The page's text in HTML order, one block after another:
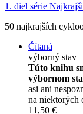
1. diel série
50 najkrajších
Čítaná
výborný stav
Túto knihu
výbornom
asi ani
na niektorých
11,50 €